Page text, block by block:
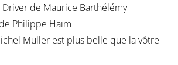
Driver de Maurice Barthélémy
Philippe Haïm
Muller est plus belle que la vôtre